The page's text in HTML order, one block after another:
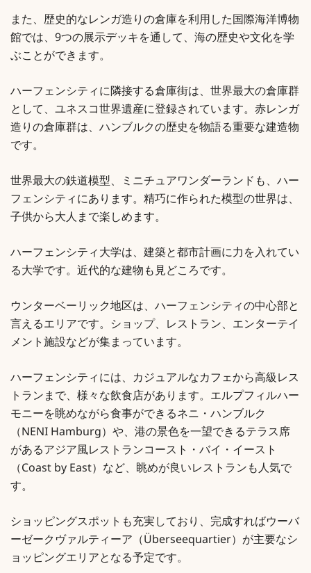
また、歴史的なレンガ造りの倉庫を利用した国際海洋博物
館では、9つの展示デッキを通して、海の歴史や文化を学
ぶことができます。
ハーフェンシティに隣接する倉庫街は、世界最大の倉庫群
として、ユネスコ世界遺産に登録されています。赤レンガ
造りの倉庫群は、ハンブルクの歴史を物語る重要な建造物
です。
世界最大の鉄道模型、ミニチュアワンダーランドも、ハー
フェンシティにあります。精巧に作られた模型の世界は、
子供から大人まで楽しめます。
ハーフェンシティ大学は、建築と都市計画に力を入れてい
る大学です。近代的な建物も見どころです。
ウンターベーリック地区は、ハーフェンシティの中心部と
言えるエリアです。ショップ、レストラン、エンターテイ
メント施設などが集まっています。
ハーフェンシティには、カジュアルなカフェから高級レス
トランまで、様々な飲食店があります。エルプフィルハー
モニーを眺めながら食事ができるネニ・ハンブルク
（NENI Hamburg）や、港の景色を一望できるテラス席
があるアジア風レストランコースト・バイ・イースト
（Coast by East）など、眺めが良いレストランも人気で
す。
ショッピングスポットも充実しており、完成すればウーバ
ーゼークヴァルティーア（Überseequartier）が主要なシ
ョッピングエリアとなる予定です。